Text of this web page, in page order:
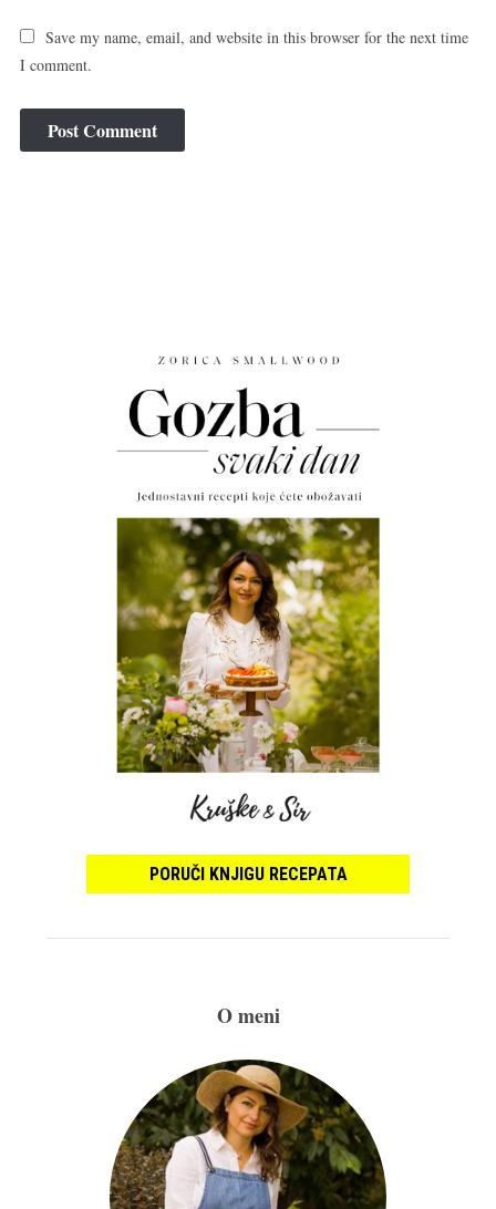
Save my name, email, and website in this browser for the next time
I comment.
PORUČI KNJIGU RECEPATA
O meni